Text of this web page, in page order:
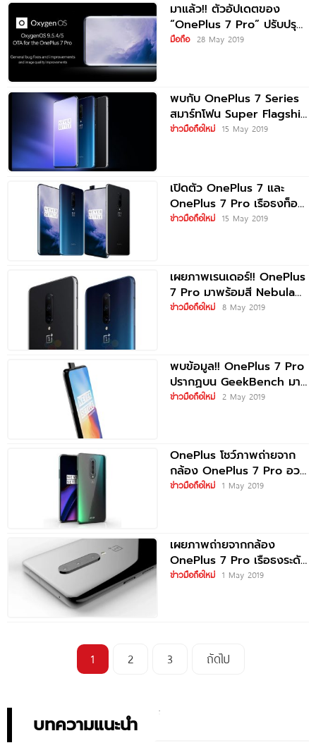
มาแล้ว!! ตัวอัปเดตของ
“OnePlus 7 Pro” ปรับปรุง
ระบบ และแก้ไขปัญหากล้อง
มือถือ 28 May 2019
พบกับ OnePlus 7 Series
สมาร์ทโฟน Super Flagship
ที่เหนือกว่า
ข่าวมือถือใหม่ 15 May 2019
เปิดตัว OnePlus 7 และ
OnePlus 7 Pro เรือธงท็อป
พรีเมียม!! ขุมพลัง
ข่าวมือถือใหม่ 15 May 2019
เผยภาพเรนเดอร์!! OnePlus
7 Pro มาพร้อมสี Nebula
Blue และ Mirror Grey
ข่าวมือถือใหม่ 8 May 2019
พบข้อมูล!! OnePlus 7 Pro
ปรากฏบน GeekBench มา
พร้อม Snapdragon 855
ข่าวมือถือใหม่ 2 May 2019
OnePlus โชว์ภาพถ่ายจาก
กล้อง OnePlus 7 Pro อวด
ประสิทธิภาพของเลนส์
ข่าวมือถือใหม่ 1 May 2019
เผยภาพถ่ายจากกล้อง
OnePlus 7 Pro เรือธงระดับ
ท็อปรุ่นใหม่! ก่อนเปิดตัว 14
ข่าวมือถือใหม่ 1 May 2019
1 2 3 ถัดไป
บทความแนะนำ